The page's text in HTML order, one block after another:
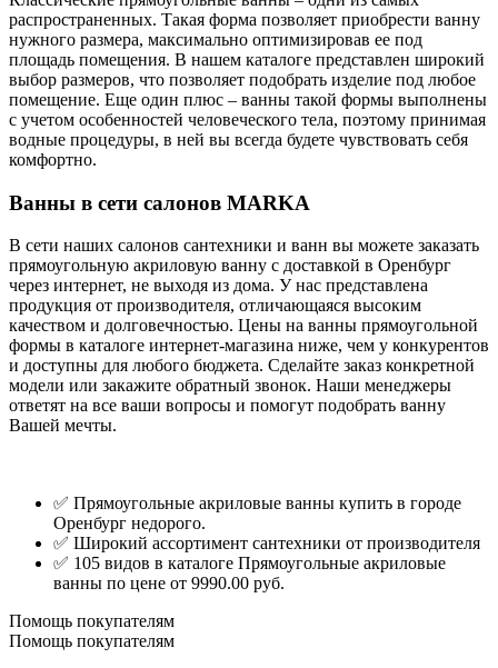
распространенных. Такая форма позволяет приобрести ванну
нужного размера, максимально оптимизировав ее под
площадь помещения. В нашем каталоге представлен широкий
выбор размеров, что позволяет подобрать изделие под любое
помещение. Еще один плюс – ванны такой формы выполнены
с учетом особенностей человеческого тела, поэтому принимая
водные процедуры, в ней вы всегда будете чувствовать себя
комфортно.
Ванны в сети салонов MARKA
В сети наших салонов сантехники и ванн вы можете заказать
прямоугольную акриловую ванну с доставкой в Оренбург
через интернет, не выходя из дома. У нас представлена
продукция от производителя, отличающаяся высоким
качеством и долговечностью. Цены на ванны прямоугольной
формы в каталоге интернет-магазина ниже, чем у конкурентов
и доступны для любого бюджета. Сделайте заказ конкретной
модели или закажите обратный звонок. Наши менеджеры
ответят на все ваши вопросы и помогут подобрать ванну
Вашей мечты.
✅ Прямоугольные акриловые ванны купить в городе
Оренбург недорого.
✅ Широкий ассортимент сантехники от производителя
✅ 105 видов в каталоге Прямоугольные акриловые
ванны по цене от 9990.00 руб.
Помощь покупателям
Помощь покупателям